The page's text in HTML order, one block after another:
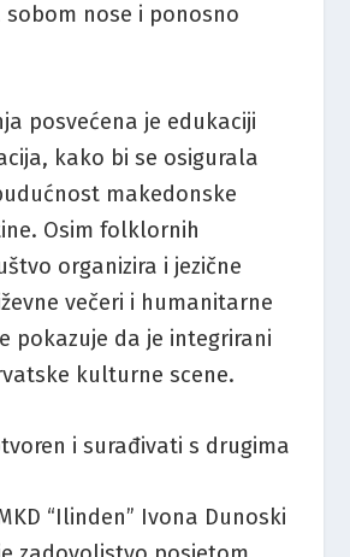
sobom nose i ponosno
posvećena je edukaciji
kako bi se osigurala
makedonske
Osim folklornih
organizira i jezične
večeri i humanitarne
pokazuje da je integrirani
kulturne scene.
i surađivati s drugima
“Ilinden” Ivona Dunoski